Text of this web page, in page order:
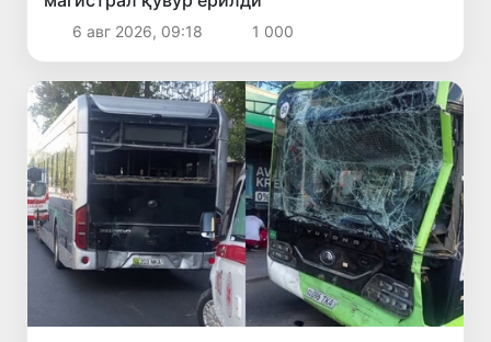
6 авг 2026, 09:18 1 000